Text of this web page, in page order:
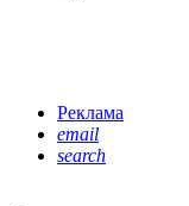
Реклама
email
search